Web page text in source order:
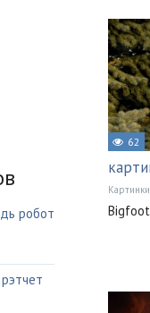
62
Картинки
робот